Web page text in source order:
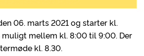
06. marts 2021 og starter kl.
muligt mellem kl. 8:00 til 9:00. Der
kl. 8.30.